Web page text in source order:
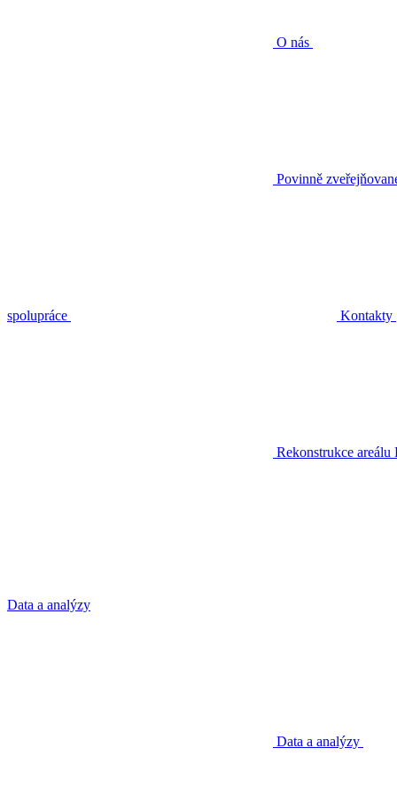
O nás
Povinně
spolupráce Kontakty
Rekonstrukce areálu
Data a analýzy
Data a analýzy